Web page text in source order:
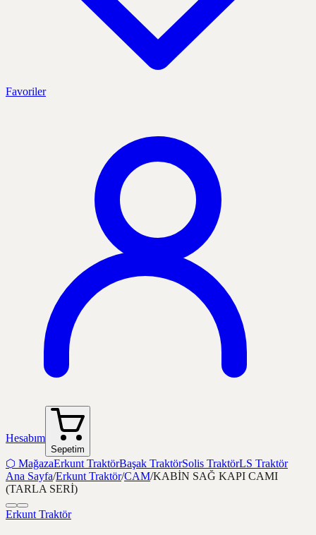
Favoriler
Hesabım
Sepetim
⬡ MağazaErkunt TraktörBaşak TraktörSolis TraktörLS Traktör
Ana Sayfa/Erkunt Traktör/CAM/KABİN SAĞ KAPI CAMI
(TARLA SERİ)
Erkunt Traktör